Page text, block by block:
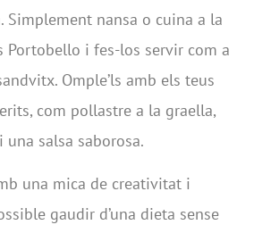
Simplement nansa o cuina a la
Portobello i fes-los servir com a
Omple’ls amb els teus
com pollastre a la graella,
salsa saborosa.
una mica de creativitat i
gaudir d’una dieta sense